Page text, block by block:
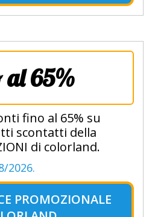
al 65%
fino al 65% su
scontatti della
di colorland.
2026.
PROMOZIONALE